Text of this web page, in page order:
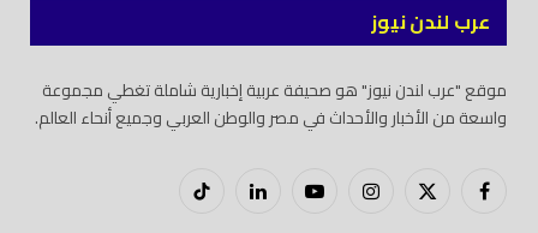
عرب لندن نيوز
موقع "عرب لندن نيوز" هو صحيفة عربية إخبارية شاملة تغطي مجموعة
واسعة من الأخبار والأحداث في مصر والوطن العربي وجميع أنحاء العالم.
فيسبوكX
إنستغراميوتيوب لينكدود
تيك